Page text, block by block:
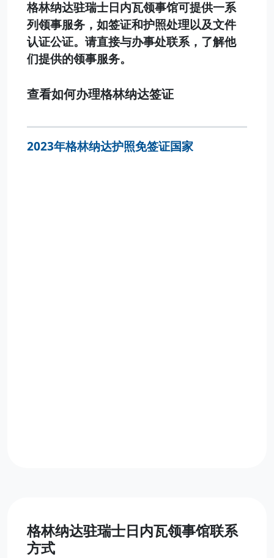
格林纳达驻瑞士日内瓦领事馆可提供一系
列领事服务，如签证和护照处理以及文件
认证公证。请直接与办事处联系，了解他
们提供的领事服务。
查看如何办理格林纳达签证
2023年格林纳达护照免签证国家
格林纳达驻瑞士日内瓦领事馆联系
方式